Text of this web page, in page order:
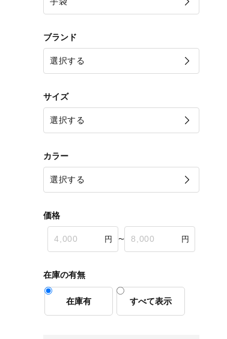
ブランド
サイズ
カラー
価格
〜
在庫の有無
在庫有 すべて表示